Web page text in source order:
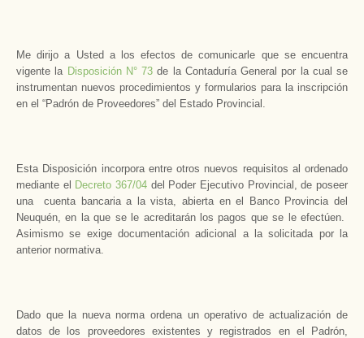
Me dirijo a Usted a los efectos de comunicarle que se encuentra
vigente la Disposición N° 73 de la Contaduría General por la cual se
instrumentan nuevos procedimientos y formularios para la inscripción
en el “Padrón de Proveedores” del Estado Provincial.
Esta Disposición incorpora entre otros nuevos requisitos al ordenado
mediante el Decreto 367/04 del Poder Ejecutivo Provincial, de poseer
una cuenta bancaria a la vista, abierta en el Banco Provincia del
Neuquén, en la que se le acreditarán los pagos que se le efectúen.
Asimismo se exige documentación adicional a la solicitada por la
anterior normativa.
Dado que la nueva norma ordena un operativo de actualización de
datos de los proveedores existentes y registrados en el Padrón,